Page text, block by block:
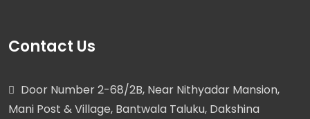
Contact Us
Door Number 2-68/2B, Near Nithyadar Mansion,
Mani Post & Village, Bantwala Taluku, Dakshina